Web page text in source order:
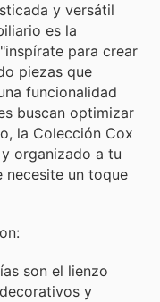
y versátil
es la
para crear
piezas que
funcionalidad
buscan optimizar
la Colección Cox
organizado a tu
necesite un toque
son el lienzo
y